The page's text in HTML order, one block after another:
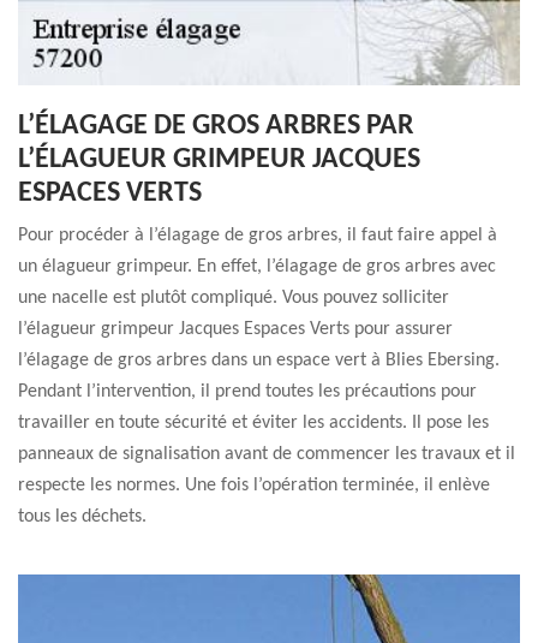
L’ÉLAGAGE DE GROS ARBRES PAR
L’ÉLAGUEUR GRIMPEUR JACQUES
ESPACES VERTS
Pour procéder à l’élagage de gros arbres, il faut faire appel à
un élagueur grimpeur. En effet, l’élagage de gros arbres avec
une nacelle est plutôt compliqué. Vous pouvez solliciter
l’élagueur grimpeur Jacques Espaces Verts pour assurer
l’élagage de gros arbres dans un espace vert à Blies Ebersing.
Pendant l’intervention, il prend toutes les précautions pour
travailler en toute sécurité et éviter les accidents. Il pose les
panneaux de signalisation avant de commencer les travaux et il
respecte les normes. Une fois l’opération terminée, il enlève
tous les déchets.